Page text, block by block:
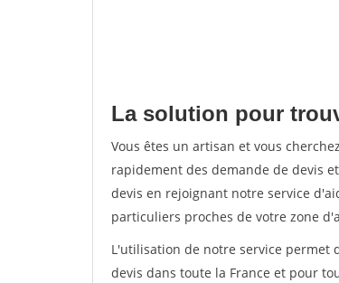
La solution pour
Vous êtes un artisan et vous
rapidement des demande de devis
devis en rejoignant notre service
particuliers proches de votre zone
L'utilisation de notre service permet
devis dans toute la France et pour